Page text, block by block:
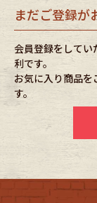
Outer
Fafatt
Eye Wear
まだご登録が
会員登録をしてい
利です。
お気に入り商品
す。